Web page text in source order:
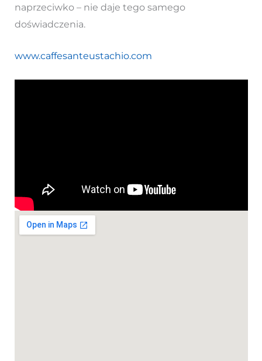
naprzeciwko – nie daje tego samego
doświadczenia.
www.caffesanteustachio.com